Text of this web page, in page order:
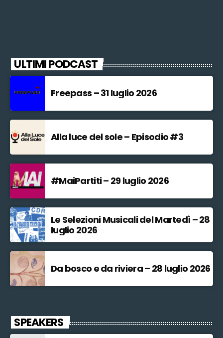
ULTIMI PODCAST
Freepass – 31 luglio 2026
Alla luce del sole – Episodio #3
#MaiPartiti – 29 luglio 2026
Le Selezioni Musicali del Martedì – 28
luglio 2026
Da bosco e da riviera – 28 luglio 2026
SPEAKERS